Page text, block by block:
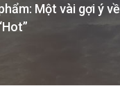
Một vài gợi ý về